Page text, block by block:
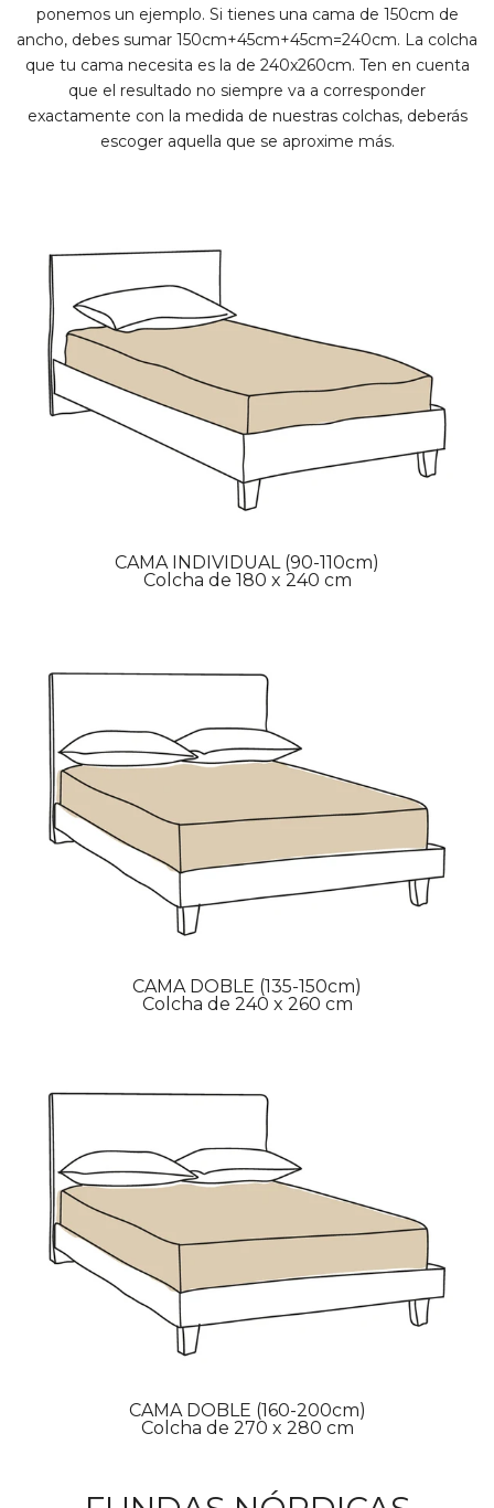
ponemos un ejemplo. Si tienes una cama de 150cm de
ancho, debes sumar 150cm+45cm+45cm=240cm. La colcha
que tu cama necesita es la de 240x260cm. Ten en cuenta
que el resultado no siempre va a corresponder
exactamente con la medida de nuestras colchas, deberás
escoger aquella que se aproxime más.
CAMA INDIVIDUAL (90-110cm)
Colcha de 180 x 240 cm
CAMA DOBLE (135-150cm)
Colcha de 240 x 260 cm
CAMA DOBLE (160-200cm)
Colcha de 270 x 280 cm